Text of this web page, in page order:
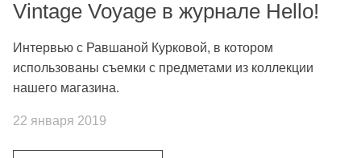
Vintage Voyage в журнале Hello!
Интервью с Равшаной Курковой, в котором
использованы съемки с предметами из коллекции
нашего магазина.
22 января 2019